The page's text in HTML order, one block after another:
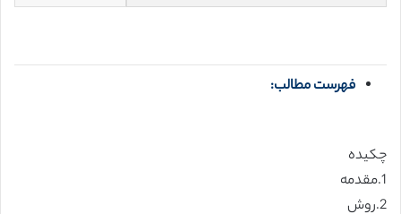
فهرست مطالب:
چکیده
1.مقدمه
2.روش